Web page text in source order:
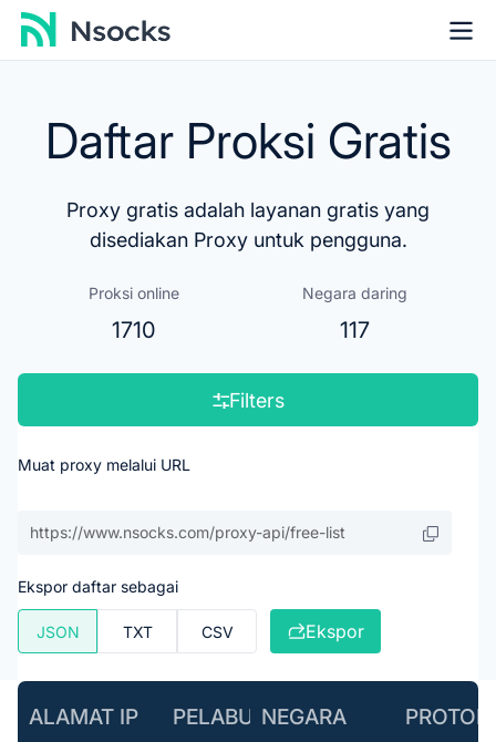
Daftar Proksi Gratis
Proxy gratis adalah layanan gratis yang
disediakan Proxy untuk pengguna.
Proksi online
1710
Negara daring
117
Filters
Muat proxy melalui URL
Ekspor daftar sebagai
JSON TXT CSV Ekspor
ALAMAT IP PELABUHANNEGARA